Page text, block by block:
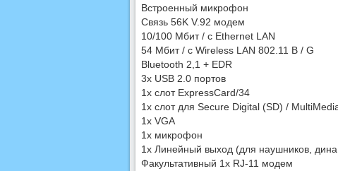
Встроенный микрофон
Связь 56K V.92 модем
10/100 Мбит / с Ethernet LAN
54 Мбит / с Wireless LAN 802.11 B / G
Bluetooth 2,1 + EDR
3x USB 2.0 портов
1x слот ExpressCard/34
1x слот для Secure Digital (SD) /
1x VGA
1x микрофон
1x Линейный выход (для наушников,
Факультативный 1x RJ-11 модем